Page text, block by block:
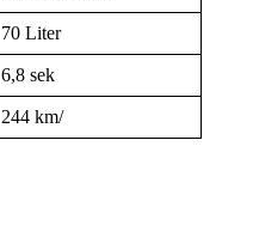
70 Liter
6,8 sek
244 km/